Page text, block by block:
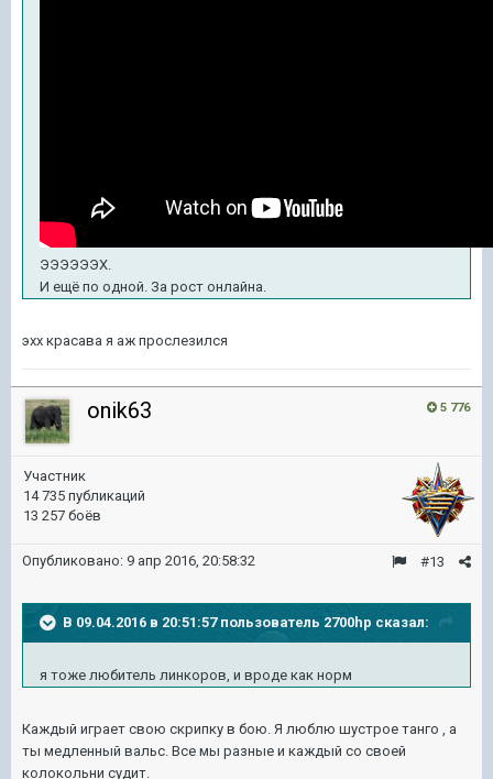
ЭЭЭЭЭЭХ.
И ещё по одной. За рост онлайна.
эхх красава я аж прослезился
5 776
onik63
Участник
14 735 публикаций
13 257 боёв
#13
Опубликовано: 9 апр 2016, 20:58:32
В 09.04.2016 в 20:51:57 пользователь 2700hp сказал:
я тоже любитель линкоров, и вроде как норм
Каждый играет свою скрипку в бою. Я люблю шустрое танго , а
ты медленный вальс. Все мы разные и каждый со своей
колокольни судит.